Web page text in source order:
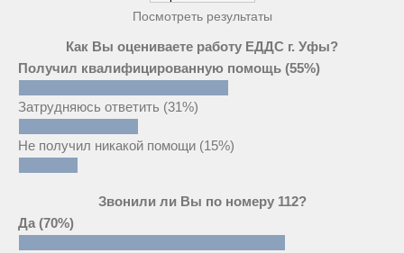
Посмотреть результаты
Как Вы оцениваете работу ЕДДС г. Уфы?
Получил квалифицированную помощь (55%)
Затрудняюсь ответить (31%)
Не получил никакой помощи (15%)
Звонили ли Вы по номеру 112?
Да (70%)